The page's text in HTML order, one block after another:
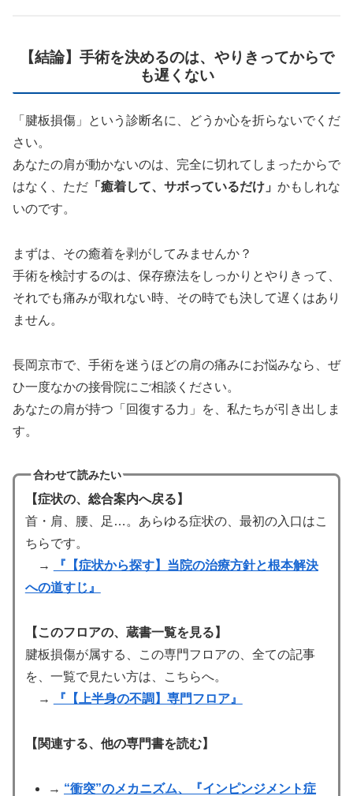
【結論】手術を決めるのは、やりきってからで
も遅くない
「腱板損傷」という診断名に、どうか心を折らないでくだ
さい。
あなたの肩が動かないのは、完全に切れてしまったからで
はなく、ただ 「癒着して、サボっているだけ」 かもしれな
いのです。
まずは、その癒着を剥がしてみませんか？
手術を検討するのは、保存療法をしっかりとやりきって、
それでも痛みが取れない時、その時でも決して遅くはあり
ません。
長岡京市で、手術を迷うほどの肩の痛みにお悩みなら、ぜ
ひ一度なかの接骨院にご相談ください。
あなたの肩が持つ「回復する力」を、私たちが引き出しま
す。
合わせて読みたい
【症状の、総合案内へ戻る】
首・肩、腰、足…。あらゆる症状の、最初の入口はこ
ちらです。
→
『【症状から探す】当院の治療方針と根本解決
への道すじ』
【このフロアの、蔵書一覧を見る】
腱板損傷が属する、この専門フロアの、全ての記事
を、一覧で見たい方は、こちらへ。
→
『【上半身の不調】専門フロア』
【関連する、他の専門書を読む】
→ “衝突”のメカニズム、『インピンジメント症